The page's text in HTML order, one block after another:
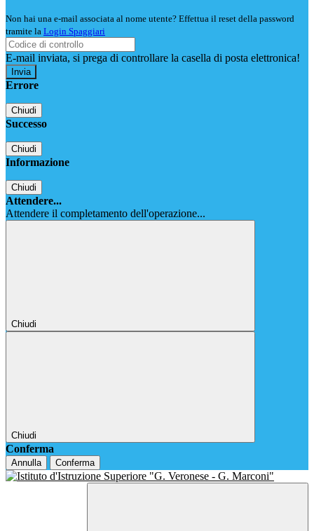
Non hai una e-mail associata al nome utente? Effettua il reset della password
tramite la Login Spaggiari
E-mail inviata, si prega di controllare la casella di posta elettronica!
Errore
Chiudi
Successo
Chiudi
Informazione
Chiudi
Attendere...
Attendere il completamento dell'operazione...
Chiudi
Chiudi
Conferma
Annulla Conferma